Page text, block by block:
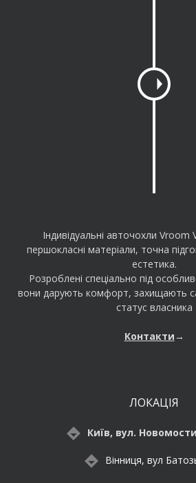
a
m
o
Індивідуальні авточохли
першокласні матеріали, точна
естетика.
Розроблені спеціально під
вони дарують комфорт, захищають
статус власника
Контакти→
ЛОКАЦІЯ
Київ, вул.
Вінниця, вул